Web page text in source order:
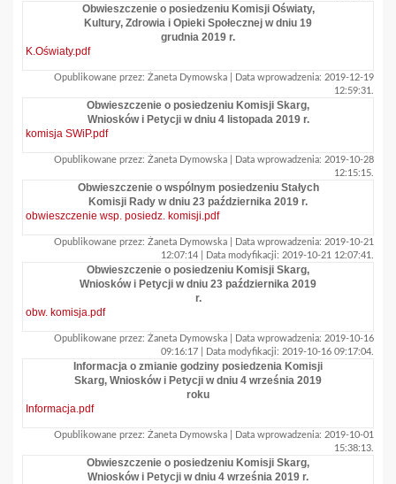
Obwieszczenie o posiedzeniu Komisji Oświaty,
Kultury, Zdrowia i Opieki Społecznej w dniu 19
grudnia 2019 r.
K.Oświaty.pdf
Opublikowane przez: Żaneta Dymowska | Data wprowadzenia: 2019-12-19
12:59:31.
Obwieszczenie o posiedzeniu Komisji Skarg,
Wniosków i Petycji w dniu 4 listopada 2019 r.
komisja SWiP.pdf
Opublikowane przez: Żaneta Dymowska | Data wprowadzenia: 2019-10-28
12:15:15.
Obwieszczenie o wspólnym posiedzeniu Stałych
Komisji Rady w dniu 23 października 2019 r.
obwieszczenie wsp. posiedz. komisji.pdf
Opublikowane przez: Żaneta Dymowska | Data wprowadzenia: 2019-10-21
12:07:14 | Data modyfikacji: 2019-10-21 12:07:41.
Obwieszczenie o posiedzeniu Komisji Skarg,
Wniosków i Petycji w dniu 23 października 2019
r.
obw. komisja.pdf
Opublikowane przez: Żaneta Dymowska | Data wprowadzenia: 2019-10-16
09:16:17 | Data modyfikacji: 2019-10-16 09:17:04.
Informacja o zmianie godziny posiedzenia Komisji
Skarg, Wniosków i Petycji w dniu 4 września 2019
roku
Informacja.pdf
Opublikowane przez: Żaneta Dymowska | Data wprowadzenia: 2019-10-01
15:38:13.
Obwieszczenie o posiedzeniu Komisji Skarg,
Wniosków i Petycji w dniu 4 września 2019 r.